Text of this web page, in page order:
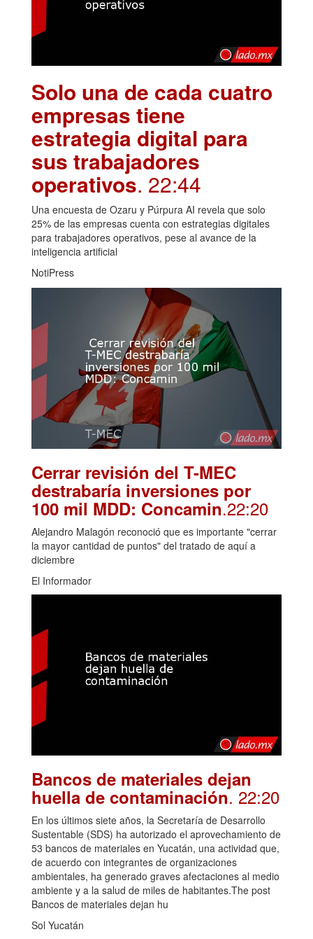
Solo una de cada cuatro
empresas tiene
estrategia digital para
sus trabajadores
operativos. 22:44
Una encuesta de Ozaru y Púrpura AI revela que solo
25% de las empresas cuenta con estrategias digitales
para trabajadores operativos, pese al avance de la
inteligencia artificial
NotiPress
Cerrar revisión del T-MEC
destrabaría inversiones por
100 mil MDD: Concamin.22:20
Alejandro Malagón reconoció que es importante "cerrar
la mayor cantidad de puntos" del tratado de aquí a
diciembre
El Informador
Bancos de materiales dejan
huella de contaminación. 22:20
En los últimos siete años, la Secretaría de Desarrollo
Sustentable (SDS) ha autorizado el aprovechamiento de
53 bancos de materiales en Yucatán, una actividad que,
de acuerdo con integrantes de organizaciones
ambientales, ha generado graves afectaciones al medio
ambiente y a la salud de miles de habitantes.The post
Bancos de materiales dejan hu
Sol Yucatán